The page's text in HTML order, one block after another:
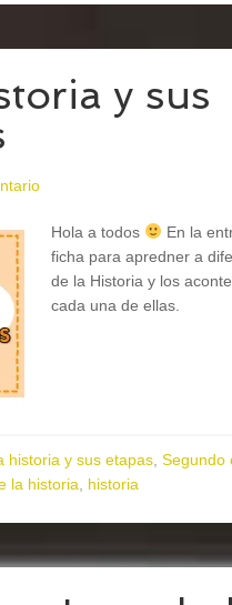
y sus
Hola a todos
En la
ficha para apredner a
de la Historia y los
cada una de ellas.
historia y sus etapas Segundo
la historia historia